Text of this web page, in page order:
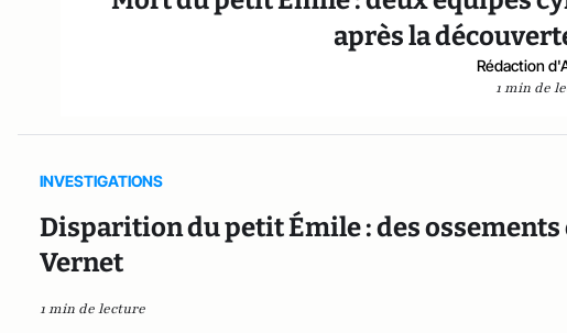
après la
Rédaction
1 min de
INVESTIGATIONS
Disparition du petit Émile : des
Vernet
1 min de lecture